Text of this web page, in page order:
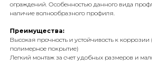
ограждений. Особенностью данного вида
наличие волнообразного профиля.
Преимущества:
Высокая прочность и устойчивость к
полимерное покрытие)
Легкий монтаж за счет удобных размеров и